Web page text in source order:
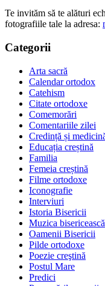
Te invităm să te alături
fotografiile tale la adresa:
Categorii
Arta sacră
Calendar ortodox
Catehism
Citate ortodoxe
Comemorări
Comentariile zilei
Credință și
Educația creștină
Familia
Femeia creștină
Filme ortodoxe
Iconografie
Interviuri
Istoria Bisericii
Muzica bisericească
Oamenii Bisericii
Pilde ortodoxe
Poezie creştină
Postul Mare
Predici